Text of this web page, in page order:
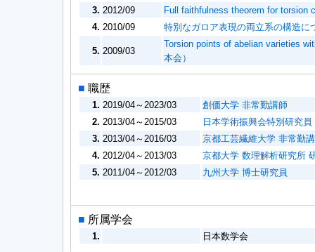
3. 2012/09
Full faithfulness theorem for torsion
4. 2010/09 特別なガロア表現の両立系の構造に
5. 2009/03
Torsion points of abelian varieties
本会）
■ 職歴
1. 2019/04～2023/03
創価大学 非常勤講師
2. 2013/04～2015/03
日本学術振興会特別研究員
3. 2013/04～2016/03
京都工芸繊維大学 非常勤
4. 2012/04～2013/03
京都大学 数理解析研究所
5. 2011/04～2012/03 九州大学 博士研究員
■ 所属学会
1. 日本数学会